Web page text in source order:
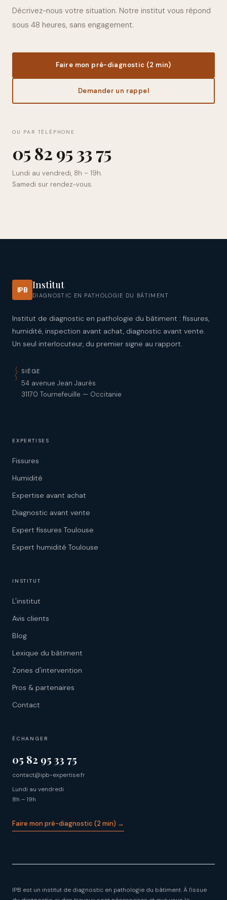
Décrivez-nous votre situation. Notre institut vous répond
sous 48 heures, sans engagement.
Faire mon pré-diagnostic (2 min)
Demander un rappel
OU PAR TÉLÉPHONE
0582953375
Lundi au vendredi, 8h – 19h.
Samedi sur rendez-vous.
IPB Institut
DIAGNOSTIC EN PATHOLOGIE DU BÂTIMENT
Institut de diagnostic en pathologie du bâtiment : fissures,
humidité, inspection avant achat, diagnostic avant vente.
Un seul interlocuteur, du premier signe au rapport.
SIÈGE
54 avenue Jean Jaurès
31170 Tournefeuille — Occitanie
EXPERTISES
Fissures
Humidité
Expertise avant achat
Diagnostic avant vente
Expert fissures Toulouse
Expert humidité Toulouse
INSTITUT
L'institut
Avis clients
Blog
Lexique du bâtiment
Zones d'intervention
Pros & partenaires
Contact
ÉCHANGER
05 82 95 33 75
contact@ipb-expertise.fr
Lundi au vendredi
8h – 19h
Faire mon pré-diagnostic (2 min) →
IPB est un institut de diagnostic en pathologie du bâtiment. À l'issue